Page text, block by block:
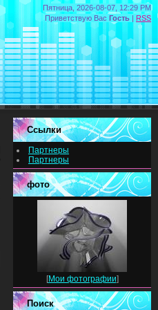
Пятница, 2026-08-07, 12:29 PM
Приветствую Вас Гость | RSS
Ссылки
Партнеры
Партнеры
фото
[Мои фотографии]
Поиск